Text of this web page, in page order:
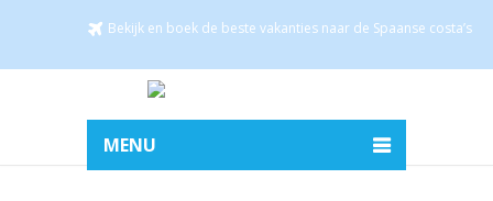
Bekijk en boek de beste vakanties naar de Spaanse costa’s
MENU